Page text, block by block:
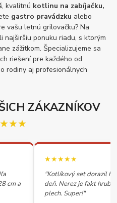
, kvalitnú kotlinu na zabíjačku,
gastro pravádzku alebo
vašu letnú grilovačku? Na
najširšiu ponuku riadu, s ktorým
zážitkom. Špecializujeme sa
riešení pre každého od
rodiny aj profesionálnych
ZÁKAZNÍKOV
cm a
★★★★★
"Kotlíkový set dorazil
deň. Nerez je fakt
plech. Super!"